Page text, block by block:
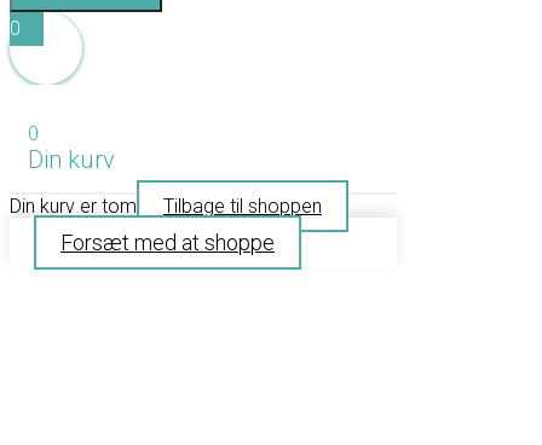
0
0
Din kurv
Din kurv er tom Tilbage til shoppen
Forsæt med at shoppe